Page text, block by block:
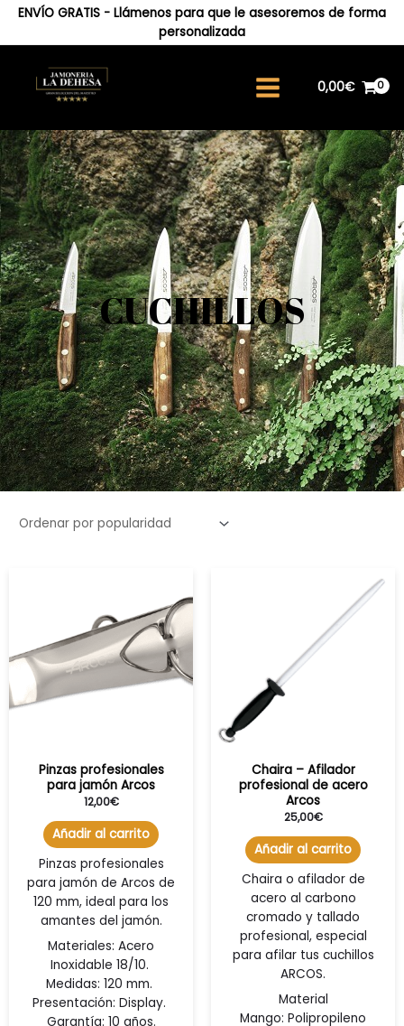
ENVÍO GRATIS - Llámenos para que le asesoremos de forma
personalizada
0,00€
CUCHILLOS
Pinzas profesionales
para jamón Arcos
12,00€
Añadir al carrito
Pinzas profesionales
para jamón de Arcos de
120 mm, ideal para los
amantes del jamón.
Materiales: Acero
Inoxidable 18/10.
Medidas: 120 mm.
Presentación: Display.
Garantía: 10 años.
Chaira – Afilador
profesional de acero
Arcos
25,00€
Añadir al carrito
Chaira o afilador de
acero al carbono
cromado y tallado
profesional, especial
para afilar tus cuchillos
ARCOS.
Material
Mango: Polipropileno